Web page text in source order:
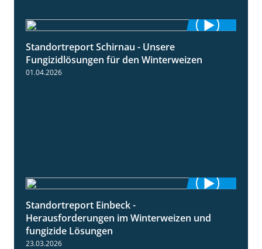
Standortreport Schirnau - Unsere
Fungizidlösungen für den Winterweizen
01.04.2026
Standortreport Einbeck -
Herausforderungen im Winterweizen und
fungizide Lösungen
23.03.2026